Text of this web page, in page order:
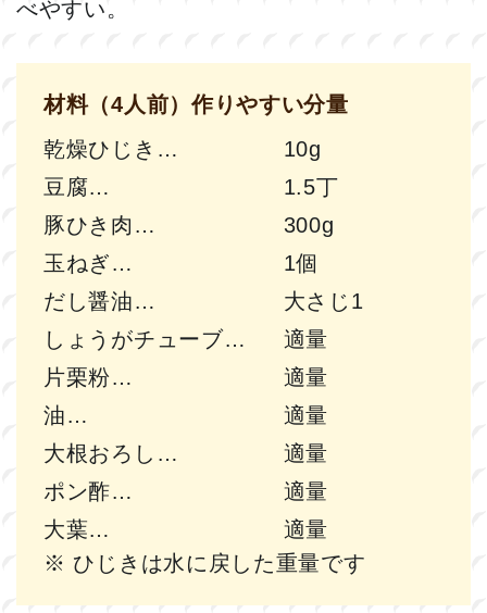
べやすい。
材料（4人前）作りやすい分量
乾燥ひじき
10g
豆腐
1.5丁
豚ひき肉
300g
玉ねぎ
1個
だし醤油
大さじ1
しょうがチューブ
適量
片栗粉
適量
油
適量
大根おろし
適量
ポン酢
適量
大葉
適量
※ ひじきは水に戻した重量です